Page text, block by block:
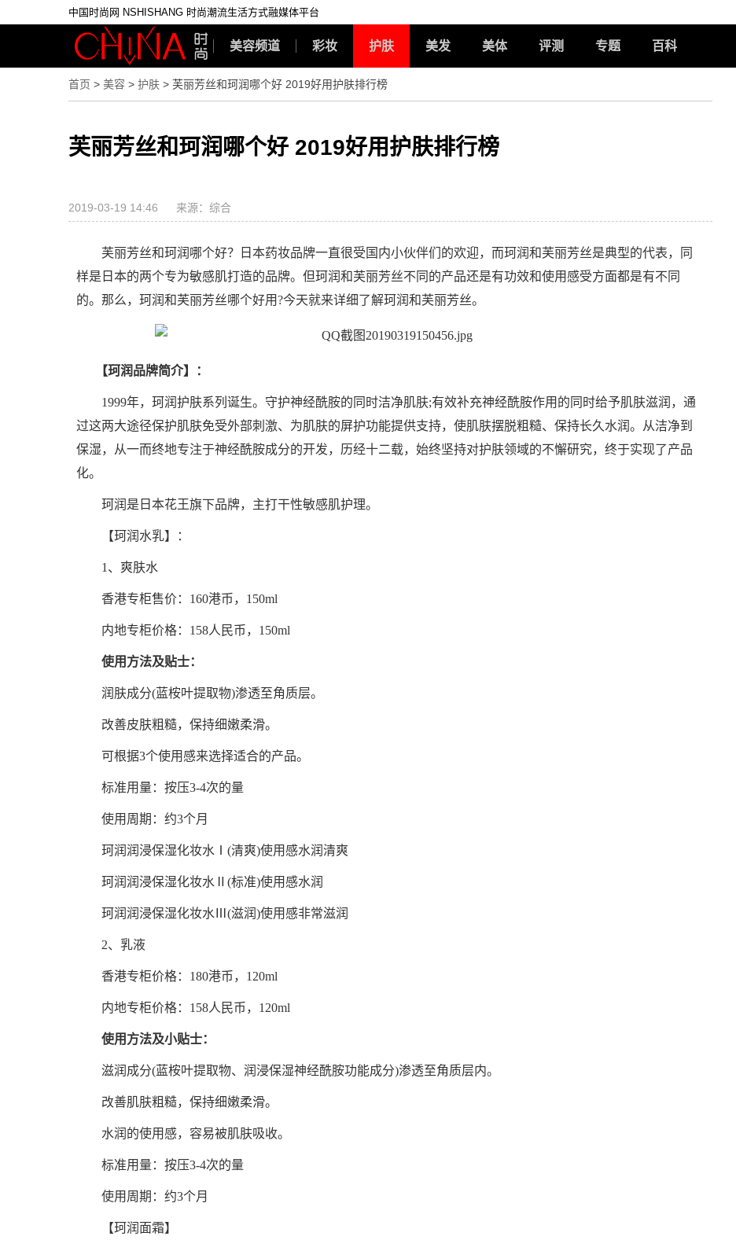
中国时尚网 NSHISHANG 时尚潮流生活方式融媒体平台
美容频道 彩妆 护肤 美发 美体 评测 专题 百科
首页 > 美容 > 护肤 > 芙丽芳丝和珂润哪个好 2019好用护肤排行榜
芙丽芳丝和珂润哪个好 2019好用护肤排行榜
2019-03-19 14:46 来源：综合
芙丽芳丝和珂润哪个好？日本药妆品牌一直很受国内小伙伴们的欢迎，而珂润和芙丽芳丝是典型的代表，同
样是日本的两个专为敏感肌打造的品牌。但珂润和芙丽芳丝不同的产品还是有功效和使用感受方面都是有不同
的。那么，珂润和芙丽芳丝哪个好用?今天就来详细了解珂润和芙丽芳丝。
【珂润品牌简介】：
1999年，珂润护肤系列诞生。守护神经酰胺的同时洁净肌肤;有效补充神经酰胺作用的同时给予肌肤滋润，通
过这两大途径保护肌肤免受外部刺激、为肌肤的屏护功能提供支持，使肌肤摆脱粗糙、保持长久水润。从洁净到
保湿，从一而终地专注于神经酰胺成分的开发，历经十二载，始终坚持对护肤领域的不懈研究，终于实现了产品
化。
珂润是日本花王旗下品牌，主打干性敏感肌护理。
【珂润水乳】：
1、爽肤水
香港专柜售价：160港币，150ml
内地专柜价格：158人民币，150ml
使用方法及贴士：
润肤成分(蓝桉叶提取物)渗透至角质层。
改善皮肤粗糙，保持细嫩柔滑。
可根据3个使用感来选择适合的产品。
标准用量：按压3-4次的量
使用周期：约3个月
珂润润浸保湿化妆水Ⅰ(清爽)使用感水润清爽
珂润润浸保湿化妆水Ⅱ(标准)使用感水润
珂润润浸保湿化妆水Ⅲ(滋润)使用感非常滋润
2、乳液
香港专柜价格：180港币，120ml
内地专柜价格：158人民币，120ml
使用方法及小贴士：
滋润成分(蓝桉叶提取物、润浸保湿神经酰胺功能成分)渗透至角质层内。
改善肌肤粗糙，保持细嫩柔滑。
水润的使用感，容易被肌肤吸收。
标准用量：按压3-4次的量
使用周期：约3个月
【珂润面霜】